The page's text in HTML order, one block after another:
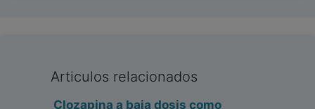
Articulos relacionados
Clozapina a baja dosis como